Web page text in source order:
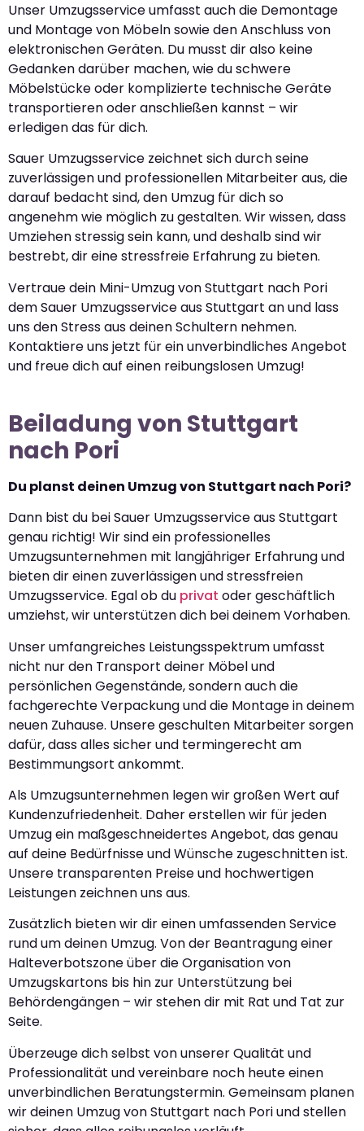
Unser Umzugsservice umfasst auch die Demontage
und Montage von Möbeln sowie den Anschluss von
elektronischen Geräten. Du musst dir also keine
Gedanken darüber machen, wie du schwere
Möbelstücke oder komplizierte technische Geräte
transportieren oder anschließen kannst – wir
erledigen das für dich.
Sauer Umzugsservice zeichnet sich durch seine
zuverlässigen und professionellen Mitarbeiter aus, die
darauf bedacht sind, den Umzug für dich so
angenehm wie möglich zu gestalten. Wir wissen, dass
Umziehen stressig sein kann, und deshalb sind wir
bestrebt, dir eine stressfreie Erfahrung zu bieten.
Vertraue dein Mini-Umzug von Stuttgart nach Pori
dem Sauer Umzugsservice aus Stuttgart an und lass
uns den Stress aus deinen Schultern nehmen.
Kontaktiere uns jetzt für ein unverbindliches Angebot
und freue dich auf einen reibungslosen Umzug!
Beiladung von Stuttgart
nach Pori
Du planst deinen Umzug von Stuttgart nach Pori?
Dann bist du bei Sauer Umzugsservice aus Stuttgart
genau richtig! Wir sind ein professionelles
Umzugsunternehmen mit langjähriger Erfahrung und
bieten dir einen zuverlässigen und stressfreien
Umzugsservice. Egal ob du privat oder geschäftlich
umziehst, wir unterstützen dich bei deinem Vorhaben.
Unser umfangreiches Leistungsspektrum umfasst
nicht nur den Transport deiner Möbel und
persönlichen Gegenstände, sondern auch die
fachgerechte Verpackung und die Montage in deinem
neuen Zuhause. Unsere geschulten Mitarbeiter sorgen
dafür, dass alles sicher und termingerecht am
Bestimmungsort ankommt.
Als Umzugsunternehmen legen wir großen Wert auf
Kundenzufriedenheit. Daher erstellen wir für jeden
Umzug ein maßgeschneidertes Angebot, das genau
auf deine Bedürfnisse und Wünsche zugeschnitten ist.
Unsere transparenten Preise und hochwertigen
Leistungen zeichnen uns aus.
Zusätzlich bieten wir dir einen umfassenden Service
rund um deinen Umzug. Von der Beantragung einer
Halteverbotszone über die Organisation von
Umzugskartons bis hin zur Unterstützung bei
Behördengängen – wir stehen dir mit Rat und Tat zur
Seite.
Überzeuge dich selbst von unserer Qualität und
Professionalität und vereinbare noch heute einen
unverbindlichen Beratungstermin. Gemeinsam planen
wir deinen Umzug von Stuttgart nach Pori und stellen